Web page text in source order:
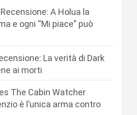
A Holua la
e ogni “Mi piace” può
La verità di Dark
ai morti
The Cabin Watcher
è l’unica arma contro